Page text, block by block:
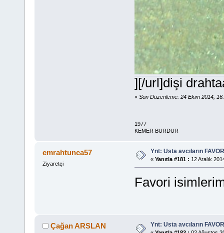
][/url]dişi
« Son Düzenleme: 24 Ekim 2014,
1977
KEMER BURDUR
emrahtunca57
Ziyaretçi
Ynt: Usta avcıların
« Yanıtla #181 : 12 Aralık
Favori
Çağan ARSLAN Ynt: Usta avcıların